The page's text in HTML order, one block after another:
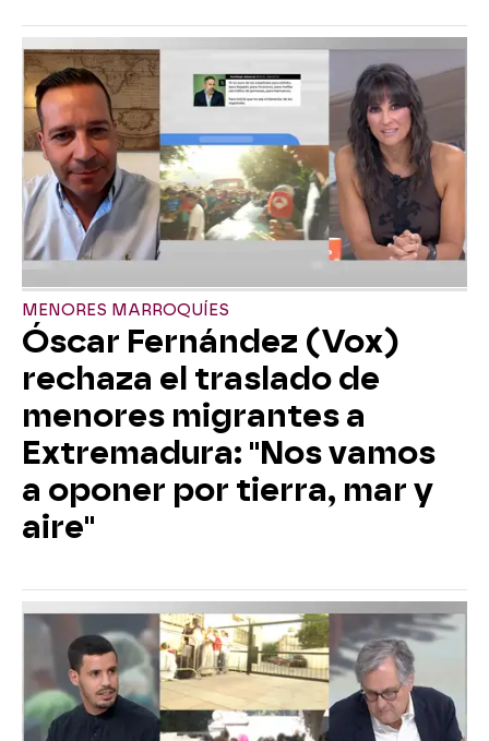
MENORES MARROQUÍES
Óscar Fernández (Vox)
rechaza el traslado de
menores migrantes a
Extremadura: "Nos vamos
a oponer por tierra, mar y
aire"